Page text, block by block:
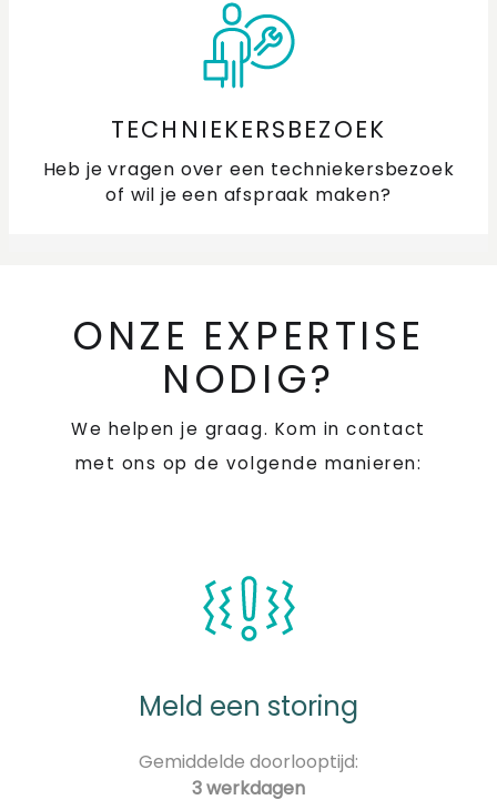
TECHNIEKERSBEZOEK
Heb je vragen over een techniekersbezoek
of wil je een afspraak maken?
ONZE EXPERTISE
NODIG?
We helpen je graag. Kom in contact
met ons op de volgende manieren:
Meld een storing
Gemiddelde doorlooptijd:
3 werkdagen